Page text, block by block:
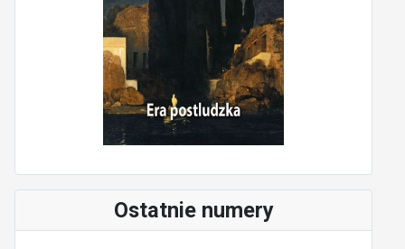
Ostatnie numery